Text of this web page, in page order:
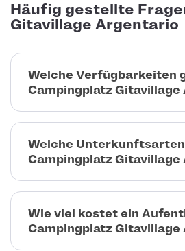
Häufig gestellte
Gitavillage Argentario
Welche Verfügbarkeiten
Campingplatz
Welche
Campingplatz
Wie viel kostet ein
Campingplatz